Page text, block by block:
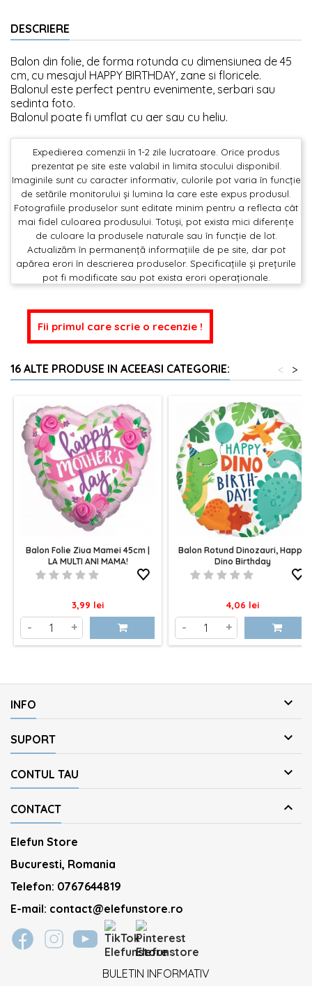
DESCRIERE
Balon din folie, de forma rotunda cu dimensiunea de 45
cm, cu mesajul HAPPY BIRTHDAY, zane si floricele.
Balonul este perfect pentru evenimente, serbari sau
sedinta foto.
Balonul poate fi umflat cu aer sau cu heliu.
Expedierea comenzii în 1-2 zile lucratoare. Orice produs
prezentat pe site este valabil in limita stocului disponibil.
Imaginile sunt cu caracter informativ, culorile pot varia în funcție
de setările monitorului și lumina la care este expus produsul.
Fotografiile produselor sunt editate minim pentru a reflecta cât
mai fidel culoarea produsului. Totuși, pot exista mici diferențe
de culoare la produsele naturale sau în funcție de lot.
Actualizăm în permanență informațiile de pe site, dar pot
apărea erori în descrierea produselor. Specificațiile și prețurile
pot fi modificate sau pot exista erori operaționale.
Fii primul care scrie o recenzie !
16 ALTE PRODUSE IN ACEEASI CATEGORIE: >
<
Balon Folie Ziua Mamei 45cm |
LA MULTI ANI MAMA!
Pret
3,99 lei
- +
Balon Rotund Dinozauri, Happy
Dino Birthday
Pret
4,06 lei
- +
INFO 
SUPORT 
CONTUL TAU 
CONTACT 
Elefun Store
Bucuresti, Romania
Telefon: 0767644819
E-mail: contact@elefunstore.ro
BULETIN INFORMATIV